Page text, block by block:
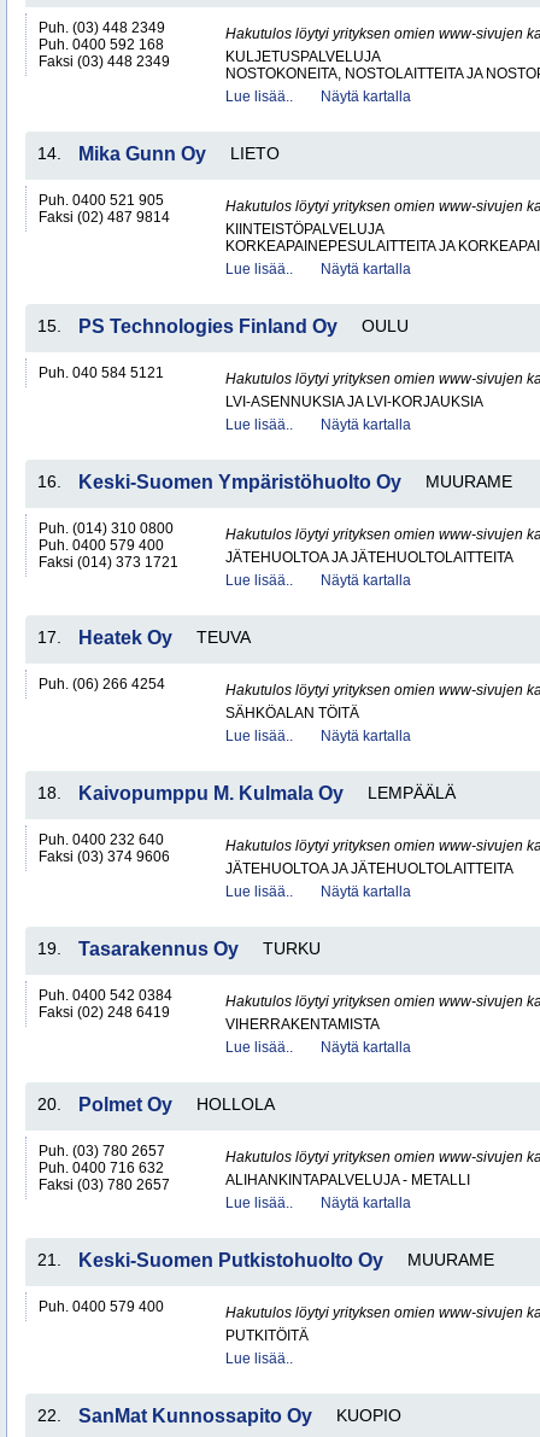
Puh. (03) 448 2349
Puh. 0400 592 168
Faksi (03) 448 2349
Hakutulos löytyi yrityksen omien www-sivujen
KULJETUSPALVELUJA
NOSTOKONEITA, NOSTOLAITTEITA JA
Lue lisää..
Näytä kartalla
14. Mika Gunn Oy LIETO
Puh. 0400 521 905
Faksi (02) 487 9814
Hakutulos löytyi yrityksen omien www-sivujen
KIINTEISTÖPALVELUJA
KORKEAPAINEPESULAITTEITA JA
Lue lisää..
Näytä kartalla
15. PS Technologies Finland Oy OULU
Puh. 040 584 5121
Hakutulos löytyi yrityksen omien www-sivujen
LVI-ASENNUKSIA JA LVI-KORJAUKSIA
Lue lisää..
Näytä kartalla
16. Keski-Suomen Ympäristöhuolto Oy MUURAME
Puh. (014) 310 0800
Puh. 0400 579 400
Faksi (014) 373 1721
Hakutulos löytyi yrityksen omien www-sivujen
JÄTEHUOLTOA JA JÄTEHUOLTOLAITTEITA
Lue lisää..
Näytä kartalla
17. Heatek Oy TEUVA
Puh. (06) 266 4254
Hakutulos löytyi yrityksen omien www-sivujen
SÄHKÖALAN TÖITÄ
Lue lisää..
Näytä kartalla
18. Kaivopumppu M. Kulmala Oy LEMPÄÄLÄ
Puh. 0400 232 640
Faksi (03) 374 9606
Hakutulos löytyi yrityksen omien www-sivujen
JÄTEHUOLTOA JA JÄTEHUOLTOLAITTEITA
Lue lisää..
Näytä kartalla
19. Tasarakennus Oy TURKU
Puh. 0400 542 0384
Faksi (02) 248 6419
Hakutulos löytyi yrityksen omien www-sivujen
VIHERRAKENTAMISTA
Lue lisää..
Näytä kartalla
20. Polmet Oy HOLLOLA
Puh. (03) 780 2657
Puh. 0400 716 632
Faksi (03) 780 2657
Hakutulos löytyi yrityksen omien www-sivujen
ALIHANKINTAPALVELUJA - METALLI
Lue lisää..
Näytä kartalla
21. Keski-Suomen Putkistohuolto Oy MUURAME
Puh. 0400 579 400
Hakutulos löytyi yrityksen omien www-sivujen
PUTKITÖITÄ
Lue lisää..
22. SanMat Kunnossapito Oy KUOPIO